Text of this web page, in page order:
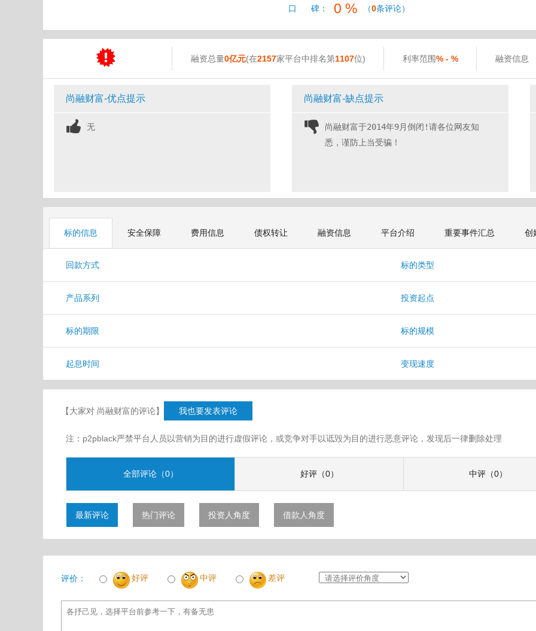
口 碑：
0 % （0条评论）
融资总量0亿元(在2157家平台中排名第1107位) 利率范围% - % 融资信息
尚融财富-优点提示
无
尚融财富-缺点提示
尚融财富于2014年9月倒闭!请各位网友知
悉，谨防上当受骗！
标的信息 安全保障 费用信息 债权转让 融资信息 平台介绍 重要事件汇总 创
回款方式 标的类型
产品系列 投资起点
标的期限 标的规模
起息时间 变现速度
【大家对 尚融财富的评论】 我也要发表评论
注：p2pblack严禁平台人员以营销为目的进行虚假评论，或竞争对手以诋毁为目的进行恶意评论，发现后一律删除处理
全部评论（0） 好评（0） 中评（0）
最新评论 热门评论 投资人角度 借款人角度
评价： 好评 中评 差评